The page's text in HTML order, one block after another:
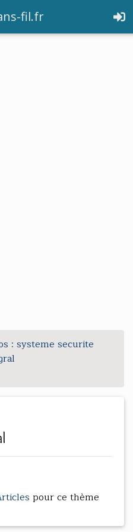
fil.fr
: systeme securite
pour ce thème